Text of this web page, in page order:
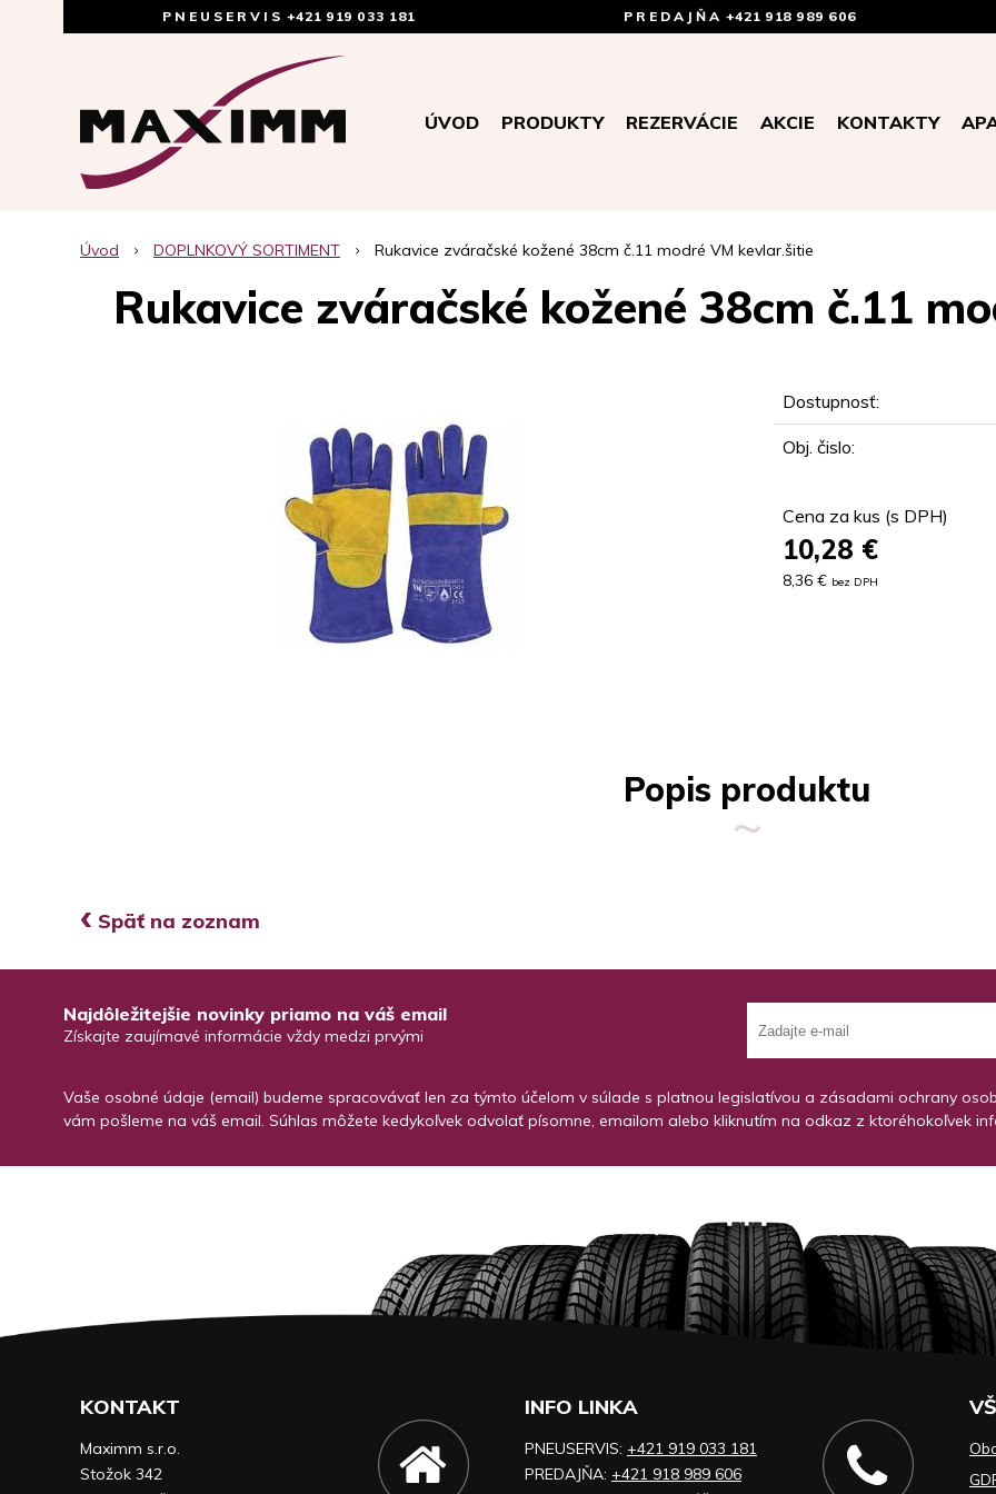
PNEUSERVIS +421 919 033 181 PREDAJŇA +421 918 989 606
ÚVOD PRODUKTY REZERVÁCIE AKCIE KONTAKTY
Úvod DOPLNKOVÝ SORTIMENT Rukavice zváračské kožené 38cm č.11 modré VM kevlar.šitie
Rukavice zváračské kožené 38cm č.11
Dostupnosť:
Obj. čislo:
Cena za kus (s DPH)
10,28 €
8,36 € bez DPH
Popis produktu
‹ Späť na zoznam
Najdôležitejšie novinky priamo na váš email
Získajte zaujímavé informácie vždy medzi prvými
Vaše osobné údaje (email) budeme spracovávať len za týmto účelom v súlade s platnou legislatívou a zásadami ochrany
vám pošleme na váš email. Súhlas môžete kedykoľvek odvolať písomne, emailom alebo kliknutím na odkaz z ktoréhokoľvek
KONTAKT
Maximm s.r.o.
Stožok 342
INFO LINKA
PNEUSERVIS: +421 919 033 181
PREDAJŇA: +421 918 989 606